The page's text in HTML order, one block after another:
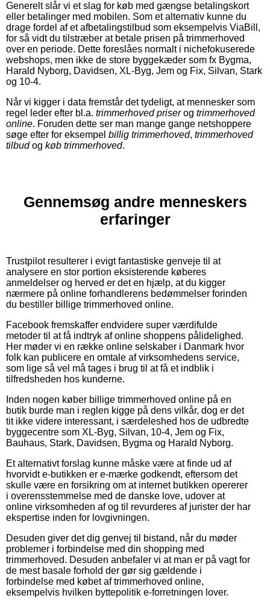
Generelt slår vi et slag for køb med gængse betalingskort
eller betalinger med mobilen. Som et alternativ kunne du
drage fordel af et afbetalingstilbud som eksempelvis ViaBill,
for så vidt du tilstræber at betale prisen på trimmerhoved
over en periode. Dette foreslåes normalt i nichefokuserede
webshops, men ikke de store byggekæder som fx Bygma,
Harald Nyborg, Davidsen, XL-Byg, Jem og Fix, Silvan, Stark
og 10-4.
Når vi kigger i data fremstår det tydeligt, at mennesker som
regel leder efter bl.a. trimmerhoved priserog trimmerhoved
online. Foruden dette ser man mange gange netshoppere
søge efter for eksempel billig trimmerhoved, trimmerhoved
tilbudog køb trimmerhoved.
Gennemsøg andre menneskers
erfaringer
Trustpilot resulterer i evigt fantastiske genveje til at
analysere en stor portion eksisterende køberes
anmeldelser og herved er det en hjælp, at du kigger
nærmere på online forhandlerens bedømmelser forinden
du bestiller billige trimmerhoved online.
Facebook fremskaffer endvidere super værdifulde
metoder til at få indtryk af online shoppens pålidelighed.
Her møder vi en række online selskaber i Danmark hvor
folk kan publicere en omtale af virksomhedens service,
som lige så vel må tages i brug til at få et indblik i
tilfredsheden hos kunderne.
Inden nogen køber billige trimmerhoved online på en
butik burde man i reglen kigge på dens vilkår, dog er det
tit ikke videre interessant, i særdeleshed hos de udbredte
byggecentre som XL-Byg, Silvan, 10-4, Jem og Fix,
Bauhaus, Stark, Davidsen, Bygma og Harald Nyborg.
Et alternativt forslag kunne måske være at finde ud af
hvorvidt e-butikken er e-mærke godkendt, eftersom det
skulle være en forsikring om at internet butikken opererer
i overensstemmelse med de danske love, udover at
online virksomheden af og til revurderes af jurister der har
ekspertise inden for lovgivningen.
Desuden giver det dig genvej til bistand, når du møder
problemer i forbindelse med din shopping med
trimmerhoved. Desuden anbefaler vi at man er på vagt for
de mest basale forhold der gør sig gældende i
forbindelse med købet af trimmerhoved online,
eksempelvis hvilken byttepolitik e-forretningen lover.